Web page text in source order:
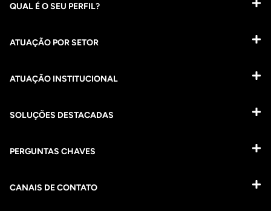
QUAL É O SEU PERFIL?
ATUAÇÃO POR SETOR
ATUAÇÃO INSTITUCIONAL
SOLUÇÕES DESTACADAS
PERGUNTAS CHAVES​
CANAIS DE CONTATO